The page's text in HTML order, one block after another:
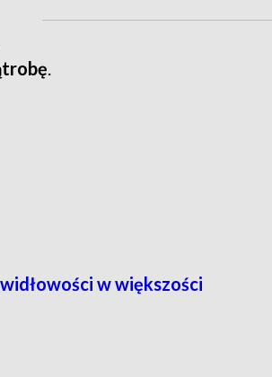
.
w większości